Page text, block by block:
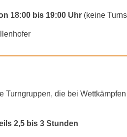
18:00 bis 19:00 Uhr (keine
Turngruppen, die bei
2,5 bis 3 Stunden